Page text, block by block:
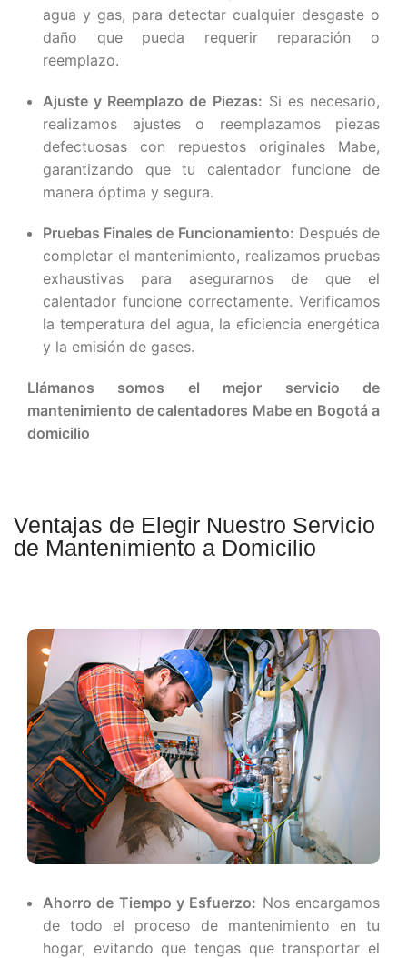
agua y gas, para detectar cualquier desgaste o
daño que pueda requerir reparación o
reemplazo.
Ajuste y Reemplazo de Piezas: Si es necesario,
realizamos ajustes o reemplazamos piezas
defectuosas con repuestos originales Mabe,
garantizando que tu calentador funcione de
manera óptima y segura.
Pruebas Finales de Funcionamiento: Después de
completar el mantenimiento, realizamos pruebas
exhaustivas para asegurarnos de que el
calentador funcione correctamente. Verificamos
la temperatura del agua, la eficiencia energética
y la emisión de gases.
Llámanos somos el mejor servicio de
mantenimiento de calentadores Mabe en Bogotá a
domicilio
Ventajas de Elegir Nuestro Servicio
de Mantenimiento a Domicilio
Ahorro de Tiempo y Esfuerzo: Nos encargamos
de todo el proceso de mantenimiento en tu
hogar, evitando que tengas que transportar el